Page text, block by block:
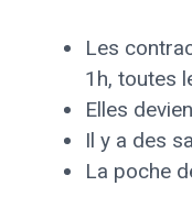
Les
1h, toutes
Elles
Il y a des
La poche